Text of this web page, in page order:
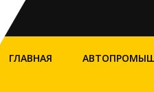
ГЛАВНАЯ